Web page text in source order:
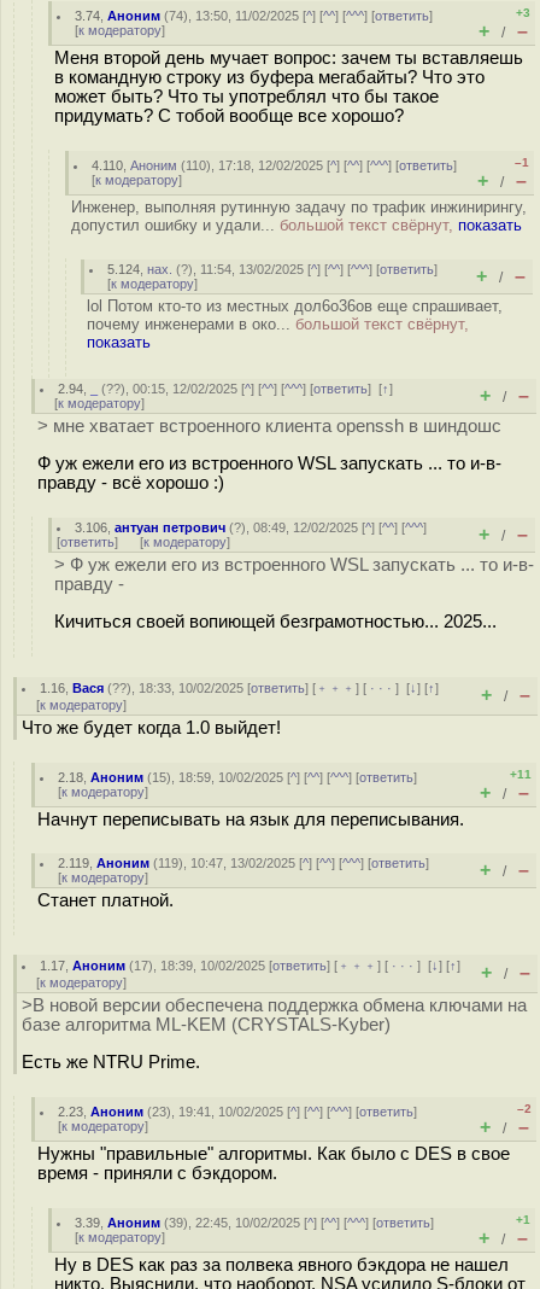
3.74 ,Аноним (74), 13:50, 11/02/2025 [^] [^^] [^^^] [ответить]
[к модератору]
+3
+ / –
Меня второй день мучает вопрос: зачем ты вставляешь
в командную строку из буфера мегабайты? Что это
может быть? Что ты употреблял что бы такое
придумать? С тобой вообще все хорошо?
4.110 ,Аноним (110), 17:18, 12/02/2025 [^] [^^] [^^^] [ответить]
[к модератору]
–1
+ / –
Инженер, выполняя рутинную задачу по трафик инжинирингу,
допустил ошибку и удали... большой текст свёрнут, показать
5.124 ,нах. (?), 11:54, 13/02/2025 [^] [^^] [^^^] [ответить]
[к модератору] + / –
lol Потом кто-то из местных дол6о36ов еще спрашивает,
почему инженерами в око... большой текст свёрнут,
показать
2.94 (??), 00:15, 12/02/2025 [^] [^^] [^^^] [ответить][↑]
[к модератору] + / –
> мне хватает встроенного клиента openssh в шиндошс
Ф уж ежели его из встроенного WSL запускать ... то и-в-
правду - всё хорошо :)
3.106 ,антуан петрович (?), 08:49, 12/02/2025 [^] [^^] [^^^]
[ответить] [к модератору] + / –
> Ф уж ежели его из встроенного WSL запускать ... то и-в-
правду -
Кичиться своей вопиющей безграмотностью... 2025...
1.16 ,Вася (??), 18:33, 10/02/2025 [ответить] [ ﹢﹢﹢] [ · · ·][↓] [↑]
[к модератору] + / –
Что же будет когда 1.0 выйдет!
2.18 ,Аноним (15), 18:59, 10/02/2025 [^] [^^] [^^^] [ответить]
[к модератору]
+11
+ / –
Начнут переписывать на язык для переписывания.
2.119 ,Аноним (119), 10:47, 13/02/2025 [^] [^^] [^^^] [ответить]
[к модератору] + / –
Станет платной.
1.17 ,Аноним (17), 18:39, 10/02/2025 [ответить] [ ﹢﹢﹢] [ · · ·][↓] [↑]
[к модератору] + / –
>В новой версии обеспечена поддержка обмена ключами на
базе алгоритма ML-KEM (CRYSTALS-Kyber)
Есть же NTRU Prime.
2.23 ,Аноним (23), 19:41, 10/02/2025 [^] [^^] [^^^] [ответить]
[к модератору]
–2
+ / –
Нужны "правильные" алгоритмы. Как было с DES в свое
время - приняли с бэкдором.
3.39 ,Аноним (39), 22:45, 10/02/2025 [^] [^^] [^^^] [ответить]
[к модератору]
+1
+ / –
Ну в DES как раз за полвека явного бэкдора не нашел
никто. Выяснили, что наоборот, NSA усилило S-блоки от